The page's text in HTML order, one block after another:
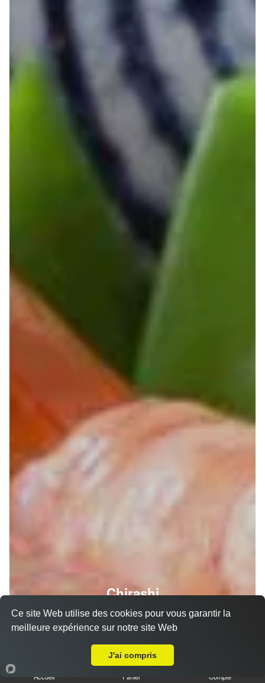
Chirashi
Accueil Panier Compte
Ce site Web utilise des cookies pour vous garantir la
meilleure expérience sur notre site Web
J'ai compris